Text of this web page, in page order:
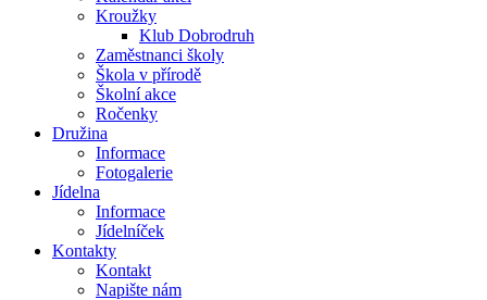
Kroužky
Klub Dobrodruh
Zaměstnanci školy
Škola v přírodě
Školní akce
Ročenky
Družina
Informace
Fotogalerie
Jídelna
Informace
Jídelníček
Kontakty
Kontakt
Napište nám